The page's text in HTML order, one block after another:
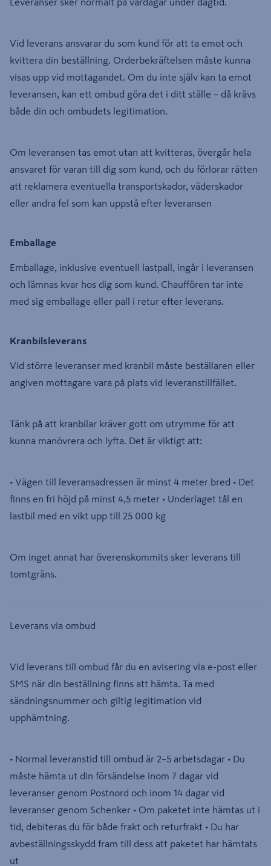
Vid leverans ansvarar du som kund för att ta emot och
kvittera din beställning. Orderbekräftelsen måste kunna
visas upp vid mottagandet. Om du inte själv kan ta emot
leveransen, kan ett ombud göra det i ditt ställe – då krävs
både din och ombudets legitimation.
Om leveransen tas emot utan att kvitteras, övergår hela
ansvaret för varan till dig som kund, och du förlorar rätten
att reklamera eventuella transportskador, väderskador
eller andra fel som kan uppstå efter leveransen
Emballage
Emballage, inklusive eventuell lastpall, ingår i leveransen
och lämnas kvar hos dig som kund. Chauffören tar inte
med sig emballage eller pall i retur efter leverans.
Kranbilsleverans
Vid större leveranser med kranbil måste beställaren eller
angiven mottagare vara på plats vid leveranstillfället.
Tänk på att kranbilar kräver gott om utrymme för att
kunna manövrera och lyfta. Det är viktigt att:
• Vägen till leveransadressen är minst 4 meter bred • Det
finns en fri höjd på minst 4,5 meter • Underlaget tål en
lastbil med en vikt upp till 25 000 kg
Om inget annat har överenskommits sker leverans till
tomtgräns.
Leverans via ombud
Vid leverans till ombud får du en avisering via e-post eller
SMS när din beställning finns att hämta. Ta med
sändningsnummer och giltig legitimation vid
upphämtning.
• Normal leveranstid till ombud är 2–5 arbetsdagar • Du
måste hämta ut din försändelse inom 7 dagar vid
leveranser genom Postnord och inom 14 dagar vid
leveranser genom Schenker • Om paketet inte hämtas ut i
tid, debiteras du för både frakt och returfrakt • Du har
avbeställningsskydd fram till dess att paketet har hämtats
ut